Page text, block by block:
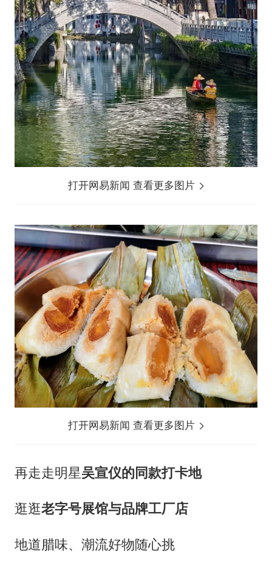
打开网易新闻 查看更多图片
打开网易新闻 查看更多图片
再走走明星吴宣仪的同款打卡地
逛逛老字号展馆与品牌工厂店
地道腊味、潮流好物随心挑